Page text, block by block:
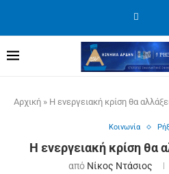
Αρχική » Η ενεργειακή κρίση θα
Κοινωνία
Η ενεργειακή κρίση θα
από Νίκος Ντάσιος